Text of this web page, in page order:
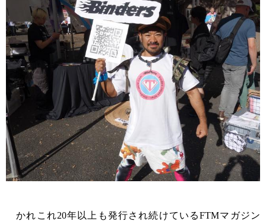
かれこれ20年以上も発行され続けているFTMマガジン